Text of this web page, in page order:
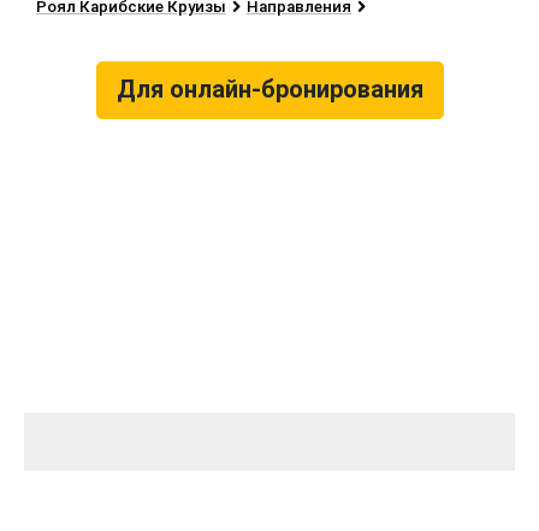
Роял Карибские Круизы Направления
Для онлайн-бронирования